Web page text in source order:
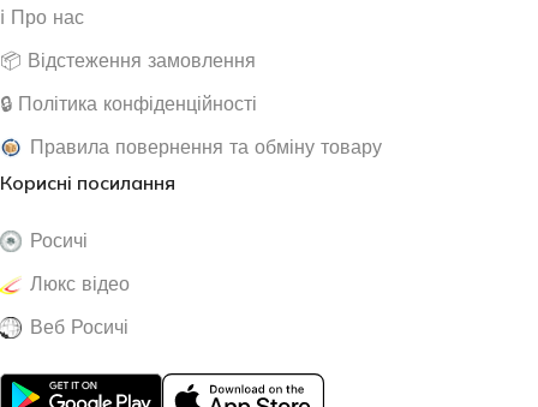
ℹ️ Про нас
📦 Відстеження замовлення
🔒 Політика конфіденційності
Правила повернення та обміну товару
Корисні посилання
Росичі
Люкс відео
Веб Росичі